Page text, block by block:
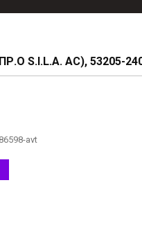
S.I.L.A. AC), 53205-
avt